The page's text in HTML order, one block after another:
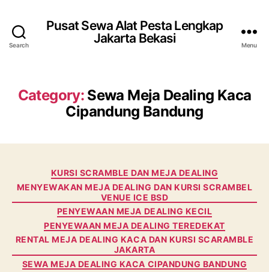
Search
Pusat Sewa Alat Pesta Lengkap
Jakarta Bekasi
Menu
Category: Sewa Meja Dealing Kaca
Cipandung Bandung
Categories
KURSI SCRAMBLE DAN MEJA DEALING
MENYEWAKAN MEJA DEALING DAN KURSI SCRAMBEL
VENUE ICE BSD
PENYEWAAN MEJA DEALING KECIL
PENYEWAAN MEJA DEALING TEREDEKAT
RENTAL MEJA DEALING KACA DAN KURSI SCARAMBLE
JAKARTA
SEWA MEJA DEALING KACA CIPANDUNG BANDUNG